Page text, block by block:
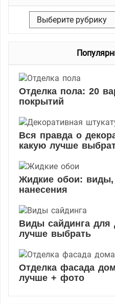
Отделка пола: 20
покрытий
Вся правда о
какую лучше
Жидкие обои: виды,
нанесения
Виды сайдинга
лучше выбрать
Отделка фасада
лучше + фото